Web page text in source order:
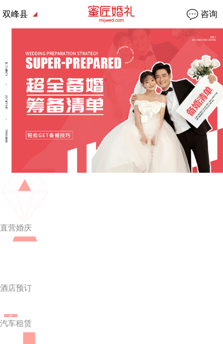
双峰县 咨询
直营婚庆
酒店预订
汽车租赁